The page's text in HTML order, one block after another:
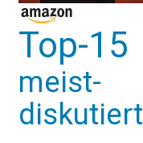
Top-15
meist-
diskutiert